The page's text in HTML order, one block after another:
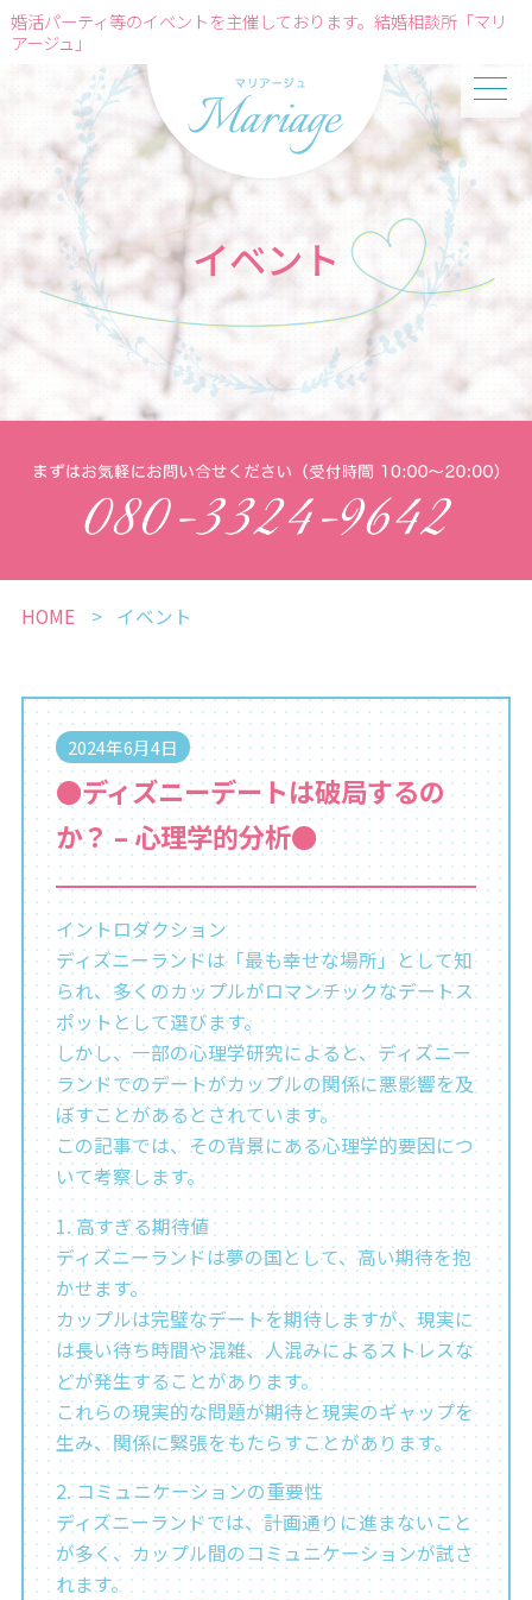
婚活パーティ等のイベントを主催しております。結婚相談所「マリ
アージュ」
イベント
HOME イベント
2024年6月4日
●ディズニーデートは破局するの
か？ – 心理学的分析●
イントロダクション
ディズニーランドは「最も幸せな場所」として知
られ、多くのカップルがロマンチックなデートス
ポットとして選びます。
しかし、一部の心理学研究によると、ディズニー
ランドでのデートがカップルの関係に悪影響を及
ぼすことがあるとされています。
この記事では、その背景にある心理学的要因につ
いて考察します。
1. 高すぎる期待値
ディズニーランドは夢の国として、高い期待を抱
かせます。
カップルは完璧なデートを期待しますが、現実に
は長い待ち時間や混雑、人混みによるストレスな
どが発生することがあります。
これらの現実的な問題が期待と現実のギャップを
生み、関係に緊張をもたらすことがあります。
2. コミュニケーションの重要性
ディズニーランドでは、計画通りに進まないこと
が多く、カップル間のコミュニケーションが試さ
れます。